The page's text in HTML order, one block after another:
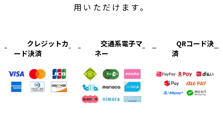
用いただけます。
クレジットカ
ード決済
交通系電子マ
ネー
QRコード決
済